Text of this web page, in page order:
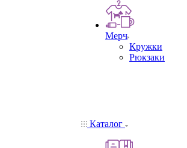
Мерч
Кружки
Рюкзаки
Каталог